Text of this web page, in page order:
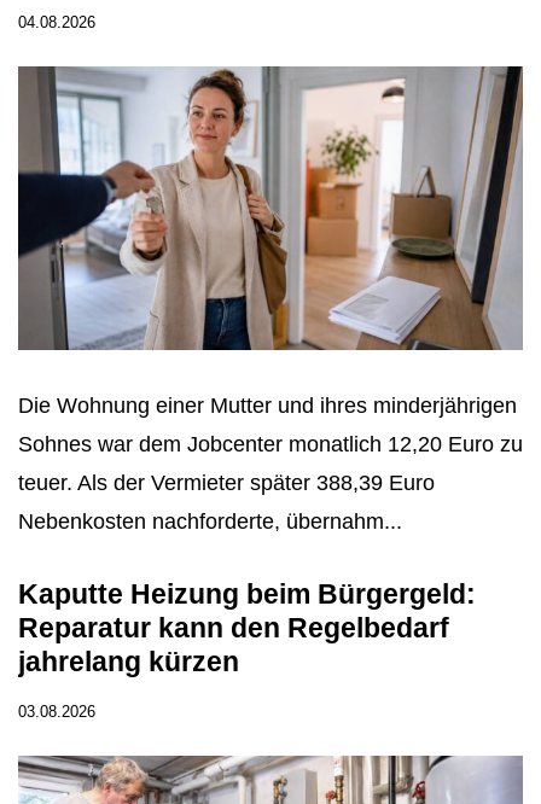
04.08.2026
Die Wohnung einer Mutter und ihres minderjährigen
Sohnes war dem Jobcenter monatlich 12,20 Euro zu
teuer. Als der Vermieter später 388,39 Euro
Nebenkosten nachforderte, übernahm...
Kaputte Heizung beim Bürgergeld:
Reparatur kann den Regelbedarf
jahrelang kürzen
03.08.2026